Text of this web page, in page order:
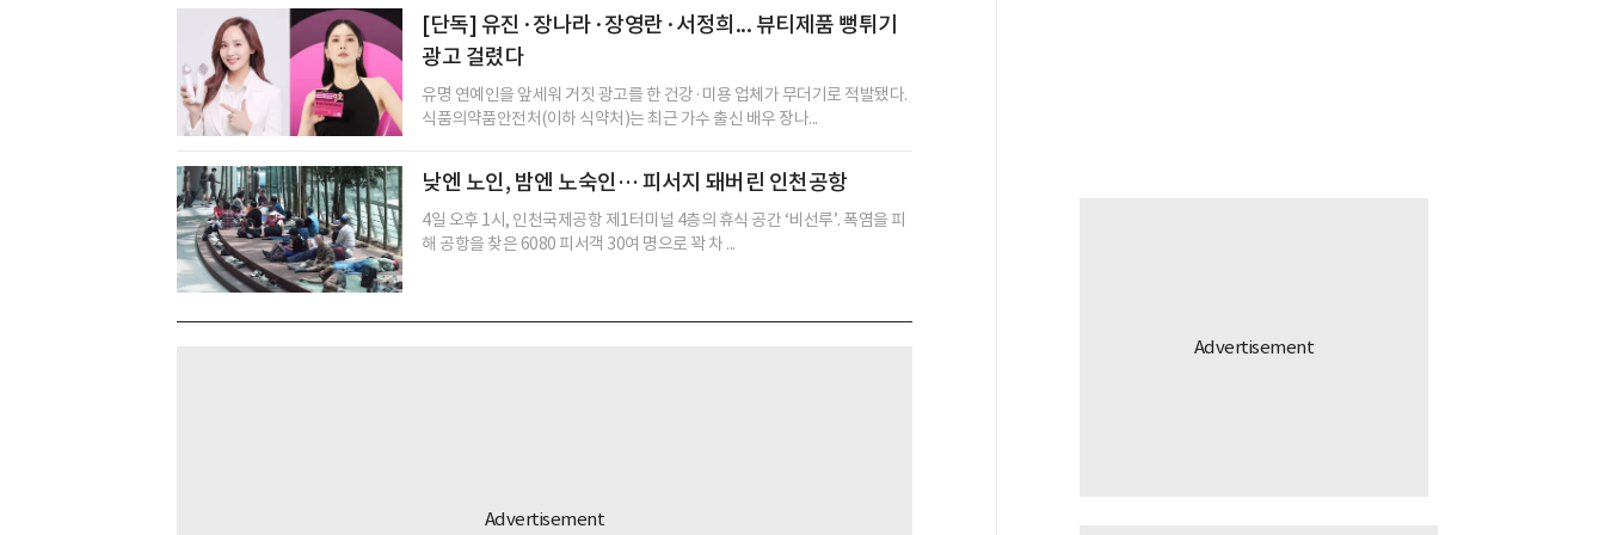
[단독] 유진·장나라·장영란·서정희... 뷰티제품 뻥튀기
광고 걸렸다
유명 연예인을 앞세워 거짓 광고를 한 건강·미용 업체가 무더기로 적발됐다.
식품의약품안전처(이하 식약처)는 최근 가수 출신 배우 장나...
낮엔 노인, 밤엔 노숙인… 피서지 돼버린 인천공항
4일 오후 1시, 인천국제공항 제1터미널 4층의 휴식 공간 ‘비선루’. 폭염을 피
해 공항을 찾은 6080 피서객 30여 명으로 꽉 차 ...